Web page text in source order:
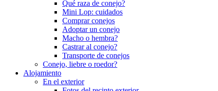
Qué raza de conejo?
Mini Lop: cuidados
Comprar conejos
Adoptar un conejo
Macho o hembra?
Castrar al conejo?
Transporte de conejos
Conejo, liebre o roedor?
Alojamiento
En el exterior